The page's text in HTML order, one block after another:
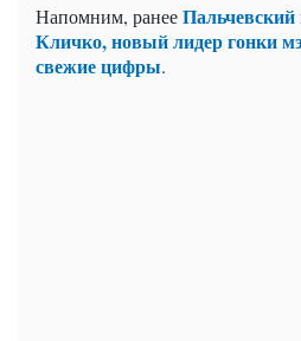
Напомним, ранееПальчевский
Кличко, новый лидер гонки
свежие цифры.